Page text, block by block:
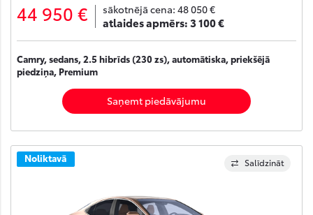
44 950 € sākotnējā cena: 48 050 €
atlaides apmērs:3 100 €
Camry, sedans, 2.5 hibrīds (230 zs), automātiska, priekšējā
piedziņa, Premium
Saņemt piedāvājumu
Salīdzināt
Noliktavā